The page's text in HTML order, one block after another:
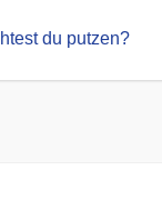
du putzen?